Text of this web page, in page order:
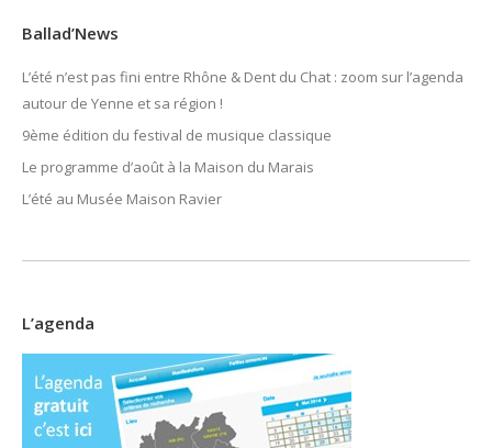
Ballad’News
L’été n’est pas fini entre Rhône & Dent du Chat : zoom sur l’agenda
autour de Yenne et sa région !
9ème édition du festival de musique classique
Le programme d’août à la Maison du Marais
L’été au Musée Maison Ravier
L’agenda